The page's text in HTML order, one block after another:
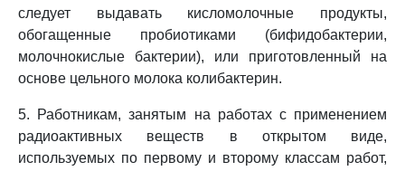
следует выдавать кисломолочные продукты,
обогащенные пробиотиками (бифидобактерии,
молочнокислые бактерии), или приготовленный на
основе цельного молока колибактерин.
5. Работникам, занятым на работах с применением
радиоактивных веществ в открытом виде,
используемых по первому и второму классам работ,